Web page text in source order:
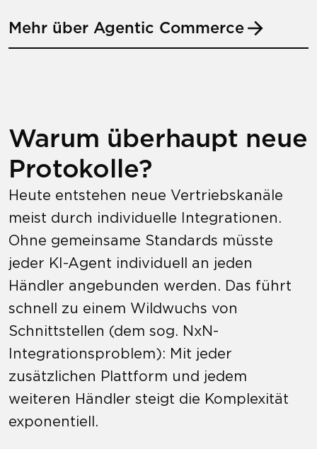
Mehr über Agentic Commerce
Warum überhaupt neue
Protokolle?
Heute entstehen neue Vertriebskanäle
meist durch individuelle Integrationen.
Ohne gemeinsame Standards müsste
jeder KI-Agent individuell an jeden
Händler angebunden werden. Das führt
schnell zu einem Wildwuchs von
Schnittstellen (dem sog. NxN-
Integrationsproblem): Mit jeder
zusätzlichen Plattform und jedem
weiteren Händler steigt die Komplexität
exponentiell.